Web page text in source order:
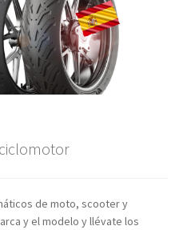
de moto, scooter y
y el modelo y llévate los